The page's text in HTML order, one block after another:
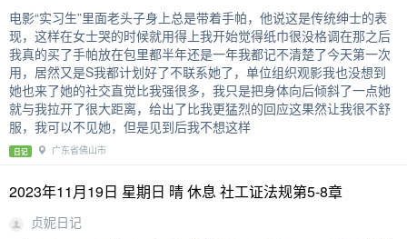
电影“实习生”里面老头子身上总是带着手帕，他说这是传统绅士的表
现，这样在女士哭的时候就用得上我开始觉得纸巾很没格调在那之后
我真的买了手帕放在包里都半年还是一年我都记不清楚了今天第一次
用，居然又是S我都计划好了不联系她了，单位组织观影我也没想到
她也来了她的社交直觉比我强很多，我只是把身体向后倾斜了一点她
就与我拉开了很大距离，给出了比我更猛烈的回应这果然让我很不舒
服，我可以不见她，但是见到后我不想这样
日记 广东省佛山市
2023年11月19日 星期日 晴 休息 社工证法规第5-8章
贞妮日记